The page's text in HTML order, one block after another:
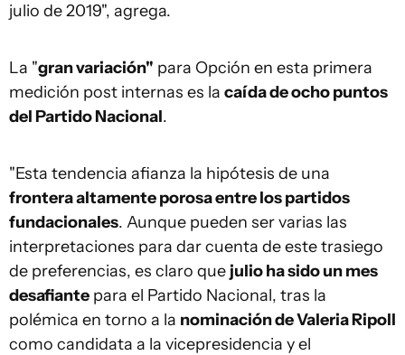
julio de 2019", agrega.
La "gran variación" para Opción en esta primera
medición post internas es la caída de ocho puntos
del Partido Nacional.
"Esta tendencia afianza la hipótesis de una
frontera altamente porosa entre los partidos
fundacionales. Aunque pueden ser varias las
interpretaciones para dar cuenta de este trasiego
de preferencias, es claro que julio ha sido un mes
desafiante para el Partido Nacional, tras la
polémica en torno a la nominación de Valeria Ripoll
como candidata a la vicepresidencia y el